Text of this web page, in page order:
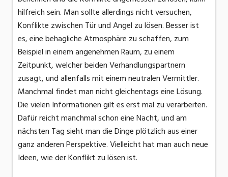
hilfreich sein. Man sollte allerdings nicht versuchen,
Konflikte zwischen Tür und Angel zu lösen. Besser ist
es, eine behagliche Atmosphäre zu schaffen, zum
Beispiel in einem angenehmen Raum, zu einem
Zeitpunkt, welcher beiden Verhandlungspartnern
zusagt, und allenfalls mit einem neutralen Vermittler.
Manchmal findet man nicht gleichentags eine Lösung.
Die vielen Informationen gilt es erst mal zu verarbeiten.
Dafür reicht manchmal schon eine Nacht, und am
nächsten Tag sieht man die Dinge plötzlich aus einer
ganz anderen Perspektive. Vielleicht hat man auch neue
Ideen, wie der Konflikt zu lösen ist.